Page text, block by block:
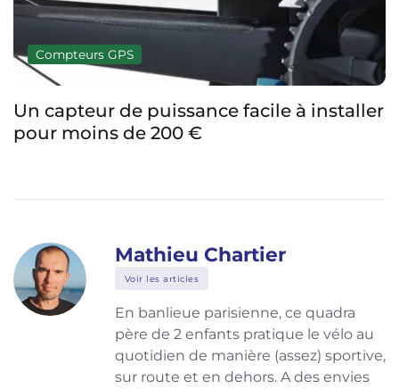
Compteurs GPS
Un capteur de puissance facile à installer
pour moins de 200 €
Mathieu Chartier
Voir les articles
En banlieue parisienne, ce quadra
père de 2 enfants pratique le vélo au
quotidien de manière (assez) sportive,
sur route et en dehors. A des envies